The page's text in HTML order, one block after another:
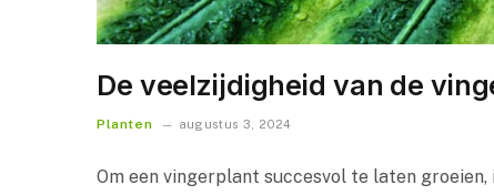
De veelzijdigheid van de
Planten augustus 3, 2024
Om een vingerplant succesvol te laten